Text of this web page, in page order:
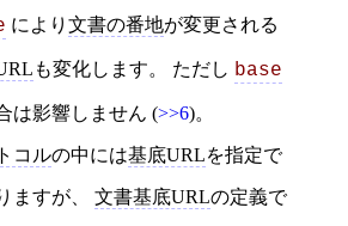
により 文書の番地が変更される
も変化します。 ただし base
は影響しません (>>6)。
コルの中には基底URLを指定で
ますが、 文書基底URLの定義で